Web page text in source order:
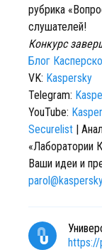
рубрика
слушателей!
Конкурс
Блог
VK: Kaspersky
Telegram:
YouTube:
Securelist |
«Лаборатории
Ваши идеи и
https://